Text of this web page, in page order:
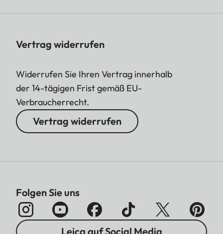
Vertrag widerrufen
Widerrufen Sie Ihren Vertrag innerhalb
der 14-tägigen Frist gemäß EU-
Verbraucherrecht.
Vertrag widerrufen
Folgen Sie uns
Leica auf Social Media